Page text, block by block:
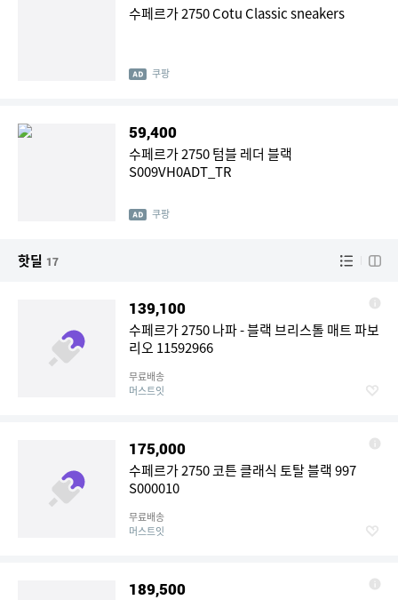
수페르가 2750 Cotu Classic sneakers
쿠팡
59,400
수페르가 2750 텀블 레더 블랙
S009VH0ADT_TR
쿠팡
핫딜 17
139,100
수페르가 2750 나파 - 블랙 브리스톨 매트 파보
리오 11592966
무료배송
머스트잇
175,000
수페르가 2750 코튼 클래식 토탈 블랙 997
S000010
무료배송
머스트잇
189,500